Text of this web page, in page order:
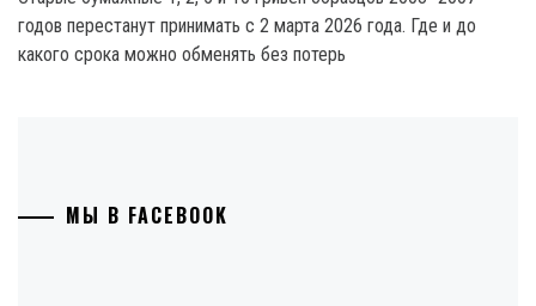
годов перестанут принимать с 2 марта 2026 года. Где и до
какого срока можно обменять без потерь
МЫ В FACEBOOK